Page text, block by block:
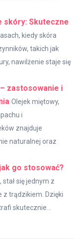
skóry: Skuteczne
kiedy skóra
takich jak
nawilżenie staje się
zastosowanie i
Olejek miętowy,
i
znajduje
naturalnej oraz
go stosować?
się jednym z
z trądzikiem. Dzięki
skutecznie...